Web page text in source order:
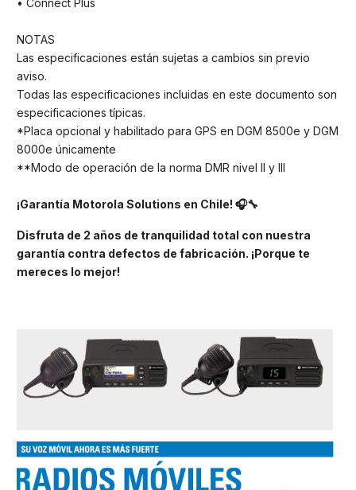
NOTAS
Las especificaciones están sujetas a cambios sin previo
aviso.
Todas las especificaciones incluidas en este documento son
especificaciones típicas.
*Placa opcional y habilitado para GPS en DGM 8500e y DGM
8000e únicamente
**Modo de operación de la norma DMR nivel II y III
¡Garantía Motorola Solutions en Chile! 🎧🔧
Disfruta de 2 años de tranquilidad total con nuestra
garantía contra defectos de fabricación. ¡Porque te
mereces lo mejor!